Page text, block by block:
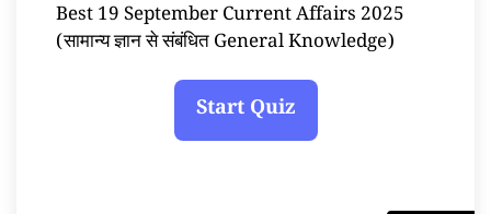
Best 19 September Current Affairs 2025
(सामान्य ज्ञान से संबंधित General Knowledge)